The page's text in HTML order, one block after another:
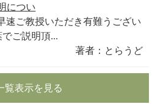
につい
ご教授いただき有難うござい
ご説明頂...
著者：とらうど
覧表示を見る